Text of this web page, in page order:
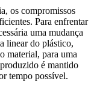
os compromissos
Para enfrentar
uma mudança
linear do plástico,
material, para uma
é mantido
tempo possível.